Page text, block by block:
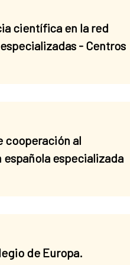
científica en la red
- Centros
cooperación al
española especializada
de Europa.